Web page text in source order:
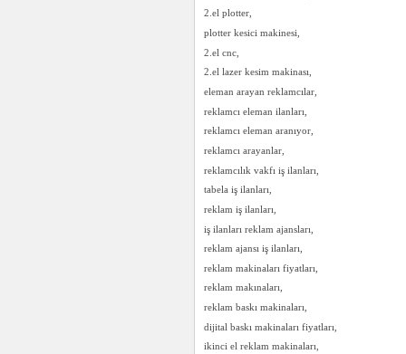
2.el plotter,
plotter kesici makinesi,
2.el cnc,
2.el lazer kesim makinası,
eleman arayan reklamcılar,
reklamcı eleman ilanları,
reklamcı eleman aranıyor,
reklamcı arayanlar,
reklamcılık vakfı iş ilanları,
tabela iş ilanları,
reklam iş ilanları,
iş ilanları reklam ajansları,
reklam ajansı iş ilanları,
reklam makinaları fiyatları,
reklam makınaları,
reklam baskı makinaları,
dijital baskı makinaları fiyatları,
ikinci el reklam makinaları,